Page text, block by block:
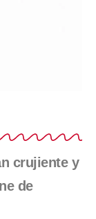
crujiente y
de